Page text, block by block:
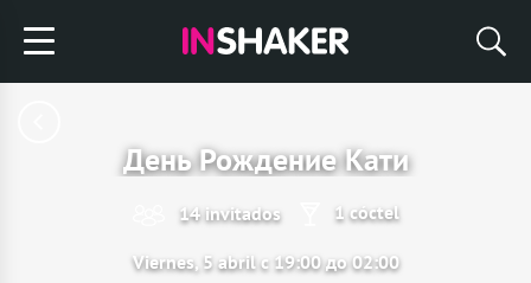
День Рождение Кати
14 invitados 1 cóctel
Viernes, 5 abril с 19:00 до 02:00